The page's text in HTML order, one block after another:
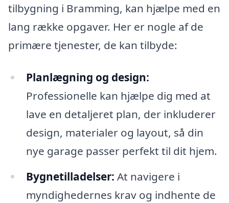
tilbygning i Bramming, kan hjælpe med en
lang række opgaver. Her er nogle af de
primære tjenester, de kan tilbyde:
Planlægning og design:
Professionelle kan hjælpe dig med at
lave en detaljeret plan, der inkluderer
design, materialer og layout, så din
nye garage passer perfekt til dit hjem.
Bygnetilladelser: At navigere i
myndighedernes krav og indhente de